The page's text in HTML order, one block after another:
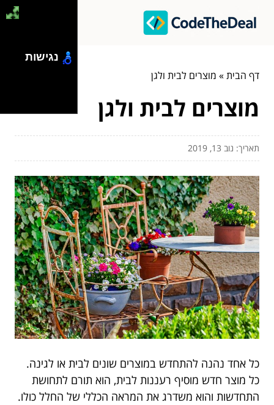
דף הבית» מוצרים לבית ולגן
מוצרים לבית ולגן
תאריך: נוב 13, 2019
כל אחד נהנה להתחדש במוצרים שונים לבית או לגינה.
כל מוצר חדש מוסיף רעננות לבית, הוא תורם לתחושת
התחדשות והוא משדרג את המראה הכללי של החלל כולו.
נגישות